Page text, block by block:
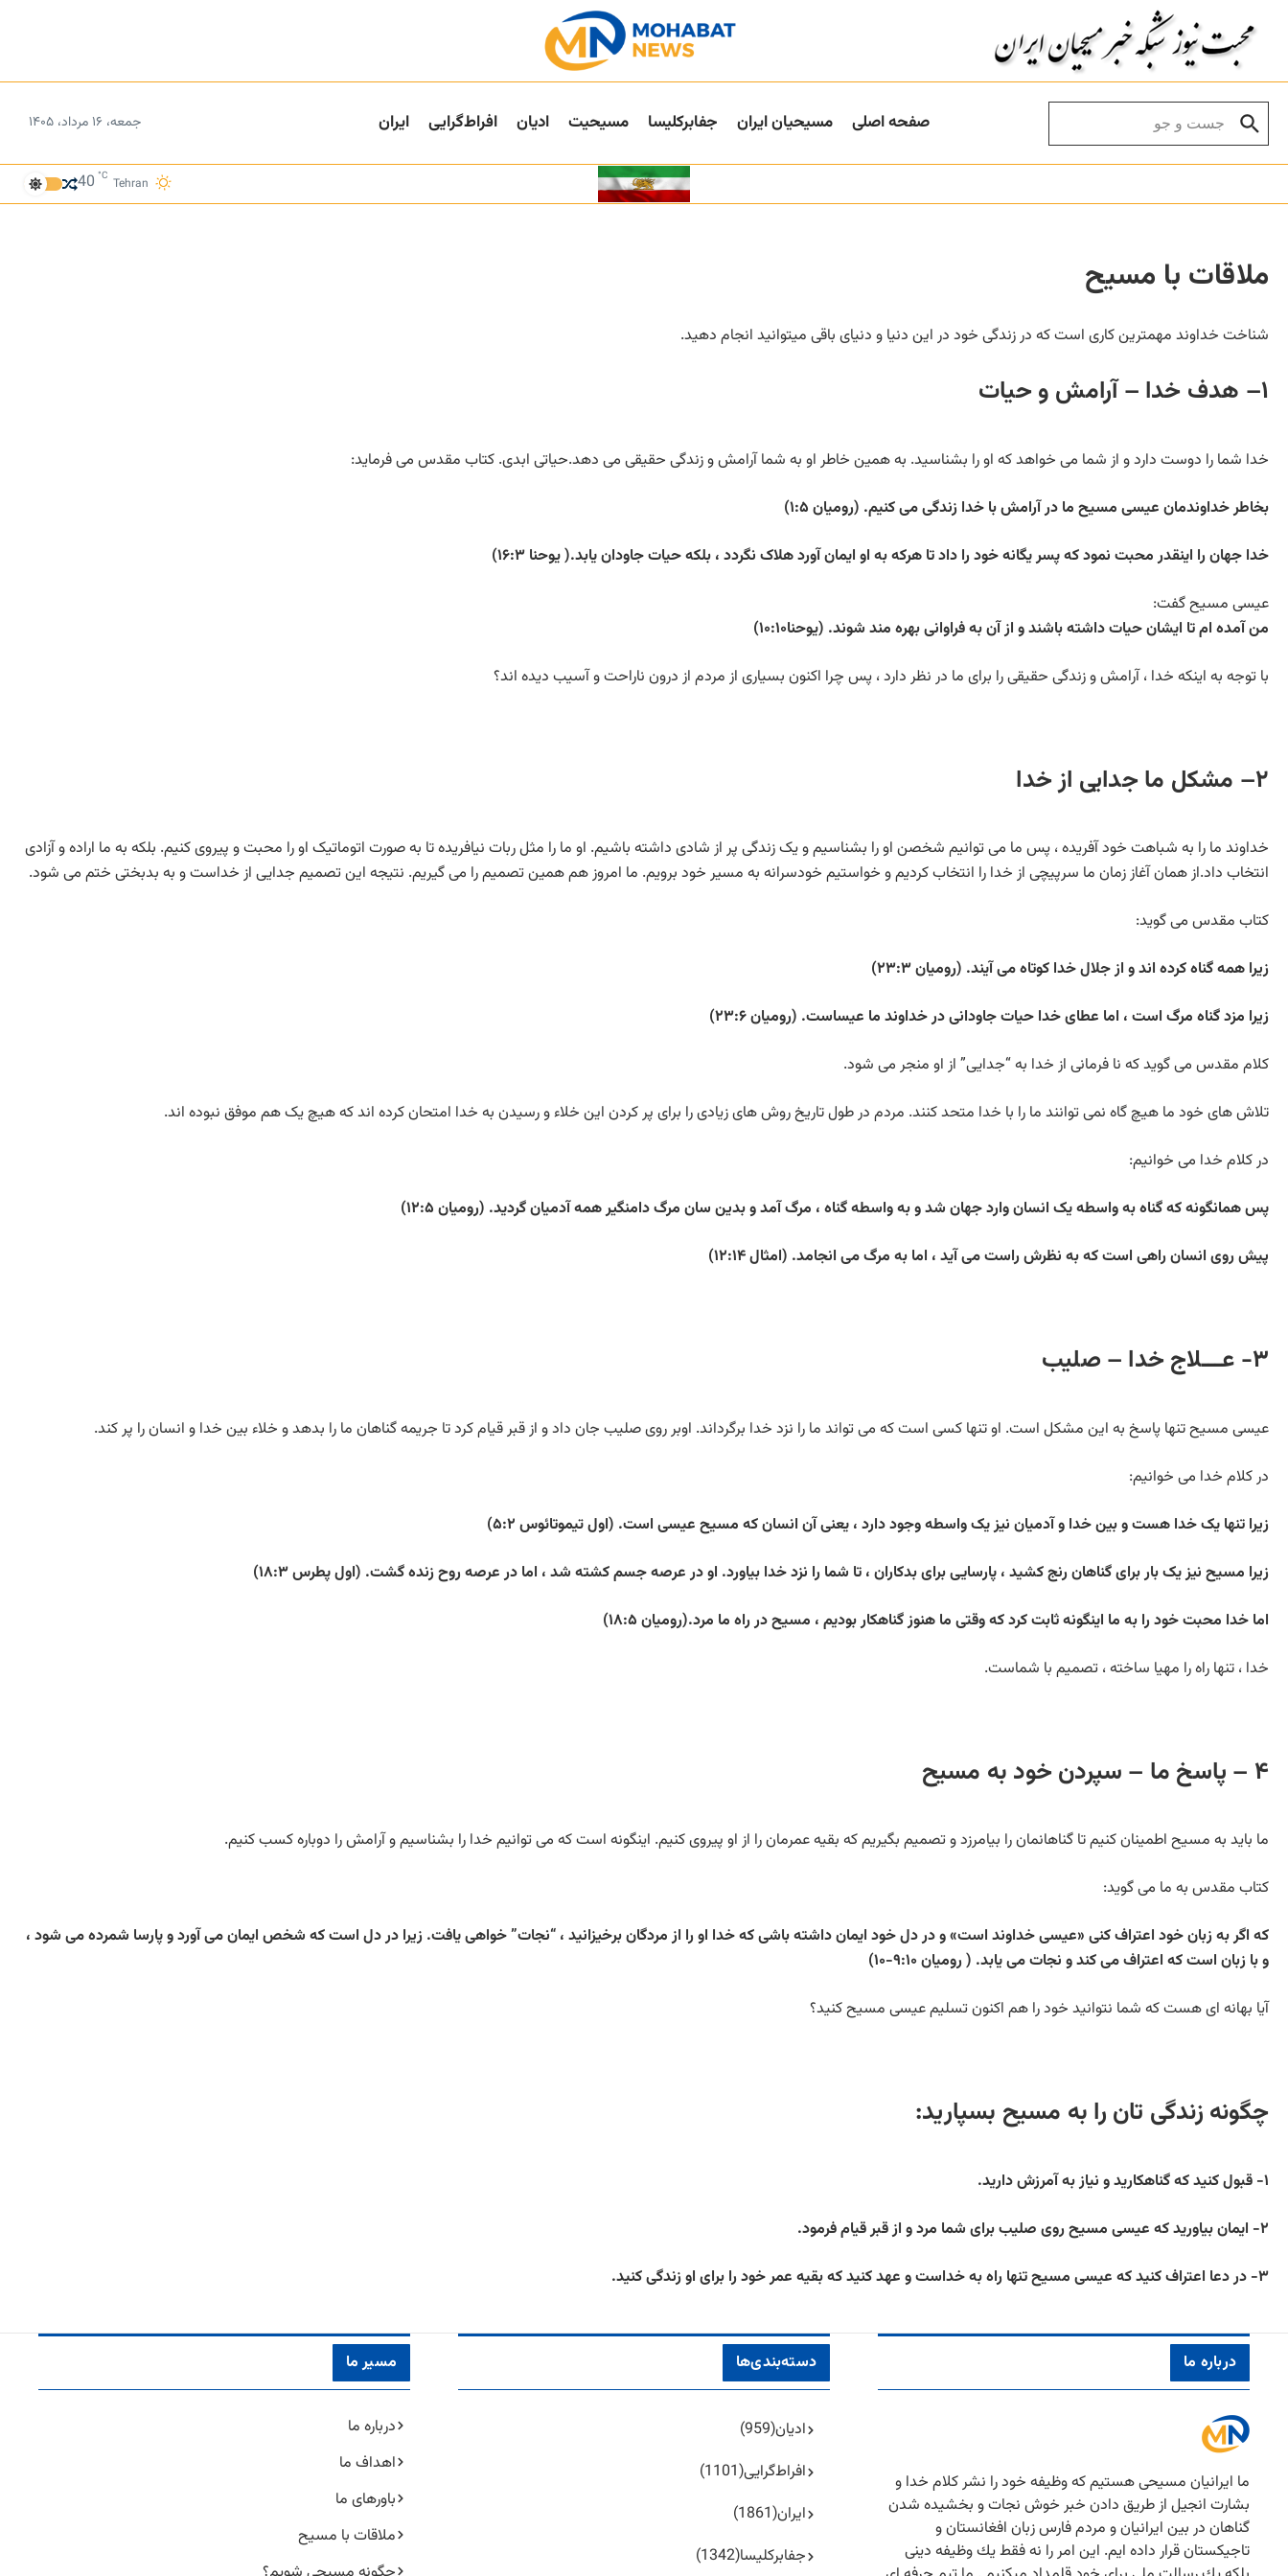
صفحه اصلی مسیحیان ایران جفا‌بر‌کلیسا مسیحیت ادیان افراط‌گرایی ایران جمعه، ۱۶ مرداد، ۱۴۰۵
Tehran
40 °C
ملاقات با مسیح
شناخت خداوند مهمترین کاری است که در زندگی خود در این دنیا و دنیای باقی میتوانید انجام دهید.
۱– هدف خدا – آرامش و حیات
خدا شما را دوست دارد و از شما می خواهد که او را بشناسید. به همین خاطر او به شما آرامش و زندگی حقیقی می دهد.حیاتی ابدی. کتاب مقدس می فرماید:
بخاطر خداوندمان عیسی مسیح ما در آرامش با خدا زندگی می کنیم. (رومیان ۱:۵)
خدا جهان را اینقدر محبت نمود که پسر یگانه خود را داد تا هرکه به او ایمان آورد هلاک نگردد ، بلکه حیات جاودان یابد.( یوحنا ۱۶:۳)
عیسی مسیح گفت:
من آمده ام تا ایشان حیات داشته باشند و از آن به فراوانی بهره مند شوند. (یوحنا۱۰:۱۰)
با توجه به اینکه خدا ، آرامش و زندگی حقیقی را برای ما در نظر دارد ، پس چرا اکنون بسیاری از مردم از درون ناراحت و آسیب دیده اند؟
۲– مشكل ما جدایی از خدا
خداوند ما را به شباهت خود آفریده ، پس ما می توانیم شخصن او را بشناسیم و یک زندگی پر از شادی داشته باشیم. او ما را مثل ربات نیافریده تا به صورت اتوماتیک او را محبت و پیروی کنیم. بلکه به ما اراده و آزادی
انتخاب داد.از همان آغاز زمان ما سرپیچی از خدا را انتخاب کردیم و خواستیم خودسرانه به مسیر خود برویم. ما امروز هم همین تصمیم را می گیریم. نتیجه این تصمیم جدایی از خداست و به بدبختی ختم می شود.
کتاب مقدس می گوید:
زیرا همه گناه کرده اند و از جلال خدا کوتاه می آیند. (رومیان ۲۳:۳)
زیرا مزد گناه مرگ است ، اما عطای خدا حیات جاودانی در خداوند ما عیساست. (رومیان ۲۳:۶)
کلام مقدس می گوید که نا فرمانی از خدا به “جدایی” از او منجر می شود.
تلاش های خود ما هیچ گاه نمی توانند ما را با خدا متحد کنند. مردم در طول تاریخ روش های زیادی را برای پر کردن این خلاء و رسیدن به خدا امتحان کرده اند که هیچ یک هم موفق نبوده اند.
در کلام خدا می خوانیم:
پس همانگونه که گناه به واسطه یک انسان وارد جهان شد و به واسطه گناه ، مرگ آمد و بدین سان مرگ دامنگیر همه آدمیان گردید. (رومیان ۱۲:۵)
پیش روی انسان راهی است که به نظرش راست می آید ، اما به مرگ می انجامد. (امثال ۱۲:۱۴)
۳- عـــلاج خدا – صلیب
عیسی مسیح تنها پاسخ به این مشکل است. او تنها کسی است که می تواند ما را نزد خدا برگرداند. اوبر روی صلیب جان داد و از قبر قیام کرد تا جریمه گناهان ما را بدهد و خلاء بین خدا و انسان را پر کند.
در کلام خدا می خوانیم:
زیرا تنها یک خدا هست و بین خدا و آدمیان نیز یک واسطه وجود دارد ، یعنی آن انسان که مسیح عیسی است. (اول تیموتائوس ۵:۲)
زیرا مسیح نیز یک بار برای گناهان رنج کشید ، پارسایی برای بدکاران ، تا شما را نزد خدا بیاورد. او در عرصه جسم کشته شد ، اما در عرصه روح زنده گشت. (اول پطرس ۱۸:۳)
اما خدا محبت خود را به ما اینگونه ثابت کرد که وقتی ما هنوز گناهکار بودیم ، مسیح در راه ما مرد.(رومیان ۱۸:۵)
خدا ، تنها راه را مهیا ساخته ، تصمیم با شماست.
۴ – پاسخ ما – سپردن خود به مسیح
ما باید به مسیح اطمینان کنیم تا گناهانمان را بیامرزد و تصمیم بگیریم که بقیه عمرمان را از او پیروی کنیم. اینگونه است که می توانیم خدا را بشناسیم و آرامش را دوباره کسب کنیم.
کتاب مقدس به ما می گوید:
که اگر به زبان خود اعتراف کنی «عیسی خداوند است» و در دل خود ایمان داشته باشی که خدا او را از مردگان برخیزانید ، “نجات” خواهی یافت. زیرا در دل است که شخص ایمان می آورد و پارسا شمرده می شود ،
و با زبان است که اعتراف می کند و نجات می یابد. ( رومیان ۹:۱۰-۱۰)
آیا بهانه ای هست که شما نتوانید خود را هم اکنون تسلیم عیسی مسیح کنید؟
چگونه زندگی تان را به مسیح بسپارید:
۱- قبول کنید که گناهکارید و نیاز به آمرزش دارید.
۲- ایمان بیاورید که عیسی مسیح روی صلیب برای شما مرد و از قبر قیام فرمود.
۳- در دعا اعتراف کنید که عیسی مسیح تنها راه به خداست و عهد کنید که بقیه عمر خود را برای او زندگی کنید.
درباره ما
ما ایرانیان مسیحی هستیم كه وظیفه خود را نشر كلام خدا و
بشارت انجیل از طریق دادن خبر خوش نجات و بخشیده شدن
گناهان در بین ایرانیان و مردم فارس زبان افغانستان و
تاجیكستان قرار داده ایم. این امر را نه فقط یك وظیفه دینی
دسته‌بندی‌ها
ادیان(959)
افراط‌گرایی(1101)
ایران(1861)
جفا‌بر‌کلیسا(1342)
مسیر ما
درباره ما
اهداف ما
باورهای ما
ملاقات با مسیح